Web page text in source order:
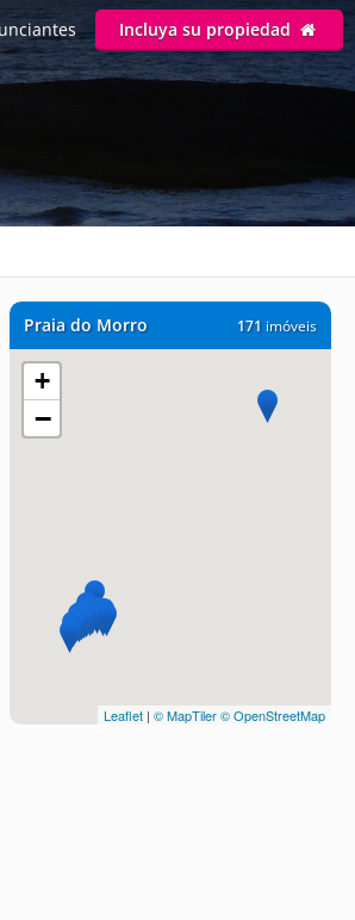
Incluya su propiedad
171 imóveis
Praia do Morro
+
−
Leaflet | © MapTiler© OpenStreetMap